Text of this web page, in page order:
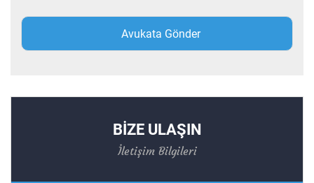
BİZE ULAŞIN
İletişim Bilgileri